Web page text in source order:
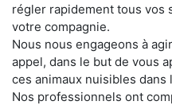
régler rapidement tous vos
votre compagnie.
Nous nous engageons à
appel, dans le but de vous
ces animaux nuisibles
Nos professionnels ont